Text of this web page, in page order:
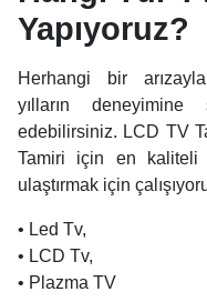
Yapıyoruz?
Herhangi bir arızayla
yılların
edebilirsiniz. LCD TV
Tamiri için en kaliteli
ulaştırmak için
• Led Tv,
• LCD Tv,
• Plazma TV